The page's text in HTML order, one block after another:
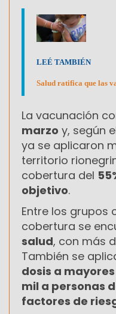
LEÉ TAMBIÉN
Salud ratifica que las
La vacunación
marzo y, según
ya se aplicaron
territorio
cobertura del
objetivo.
Entre los grupos
cobertura se
salud, con más
También se
dosis a
mil a personas
factores de